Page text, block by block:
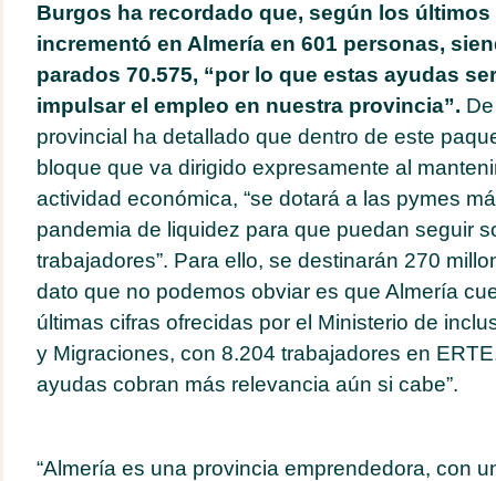
Burgos ha recordado que, según los últimos
incrementó en Almería en 601 personas,
parados 70.575, “por lo que estas ayudas
impulsar el empleo en nuestra provincia”.
provincial ha detallado que dentro de este
bloque que va dirigido expresamente al
actividad económica, “se dotará a las pymes
pandemia de liquidez para que puedan seguir
trabajadores”. Para ello, se destinarán 270
dato que no podemos obviar es que Almería
últimas cifras ofrecidas por el Ministerio de
y Migraciones, con 8.204 trabajadores en
ayudas cobran más relevancia aún si cabe”.
“Almería es una provincia emprendedora, con